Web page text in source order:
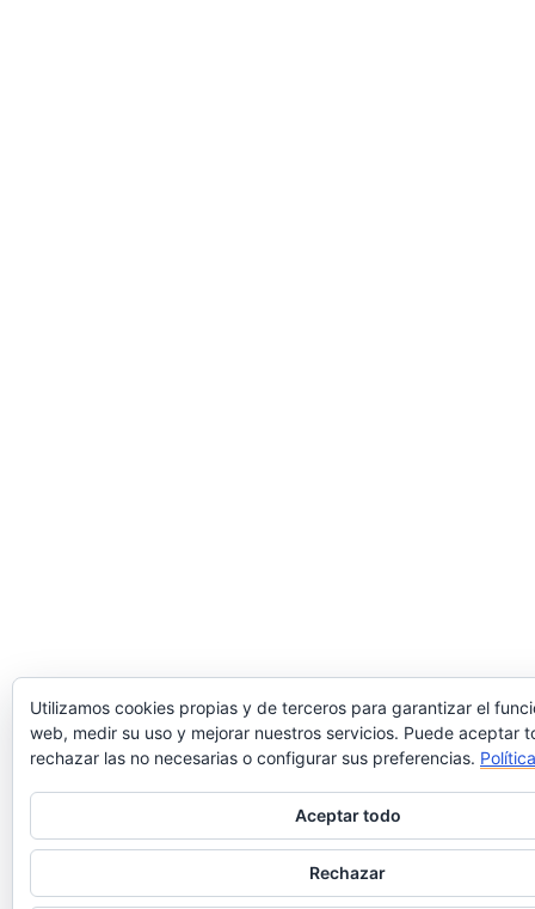
Utilizamos cookies propias y de terceros para garantizar el
web, medir su uso y mejorar nuestros servicios. Puede aceptar
rechazar las no necesarias o configurar sus preferencias.
Aceptar todo
Rechazar